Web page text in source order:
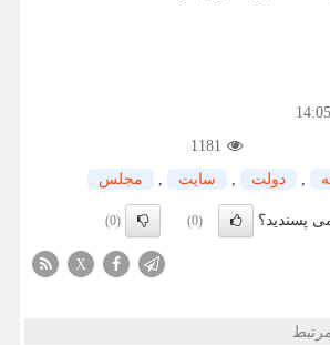
1181
, دولت , سایت , مجلس
پسندید؟ (0)
(0)
X